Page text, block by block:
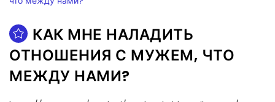
КАК МНЕ НАЛАДИТЬ
ОТНОШЕНИЯ С МУЖЕМ, ЧТО
МЕЖДУ НАМИ?